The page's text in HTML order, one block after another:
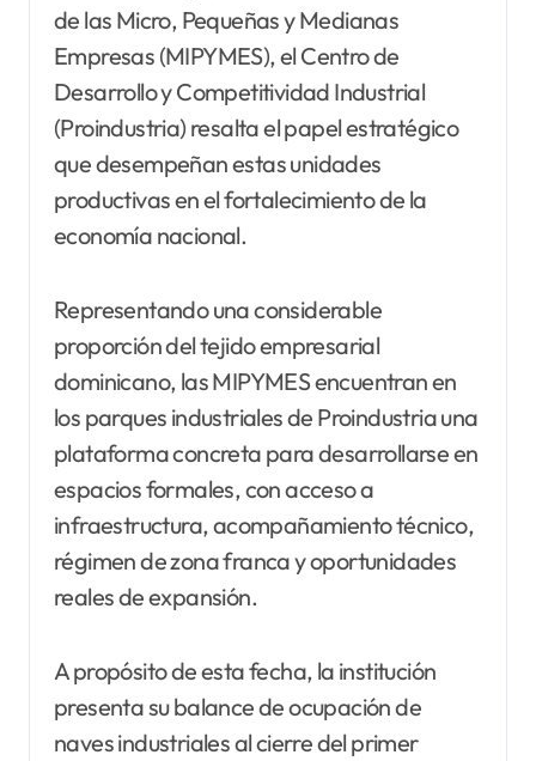
de las Micro, Pequeñas y Medianas
Empresas (MIPYMES), el Centro de
Desarrollo y Competitividad Industrial
(Proindustria) resalta el papel estratégico
que desempeñan estas unidades
productivas en el fortalecimiento de la
economía nacional.
Representando una considerable
proporción del tejido empresarial
dominicano, las MIPYMES encuentran en
los parques industriales de Proindustria una
plataforma concreta para desarrollarse en
espacios formales, con acceso a
infraestructura, acompañamiento técnico,
régimen de zona franca y oportunidades
reales de expansión.
A propósito de esta fecha, la institución
presenta su balance de ocupación de
naves industriales al cierre del primer